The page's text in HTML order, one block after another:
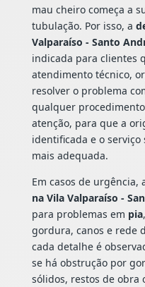
mau cheiro começa a
tubulação. Por isso, a
Valparaíso - Santo
indicada para clientes
atendimento técnico,
resolver o problema
qualquer
atenção, para que a
identificada e o
mais adequada.
Em casos de urgência,
na Vila Valparaíso -
para problemas em pia,
gordura, canos e rede
cada detalhe é
se há obstrução por
sólidos, restos de obra